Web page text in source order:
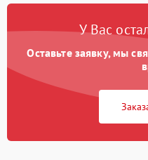
Сеть и подключения
Аудио
Сетевая
У Вас
Оставьте заявку, мы